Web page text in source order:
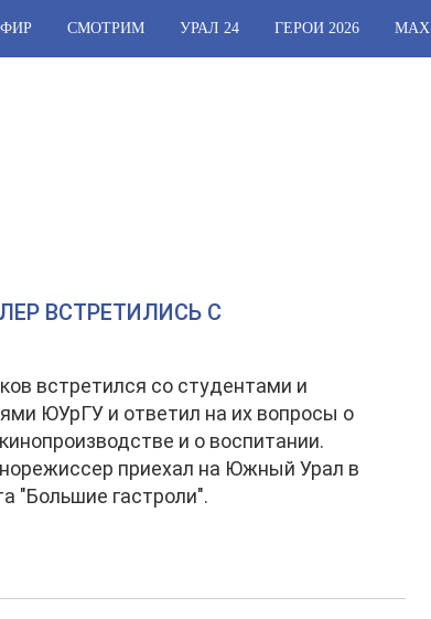
СМОТРИМ УРАЛ 24 ГЕРОИ 2026 МАХ
ВСТРЕТИЛИСЬ С
встретился со студентами и
ЮУрГУ и ответил на их вопросы о
и о воспитании.
приехал на Южный Урал в
"Большие гастроли".